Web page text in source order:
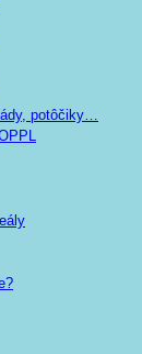
potôčiky…